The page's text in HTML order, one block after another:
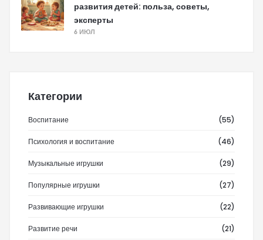
развития детей: польза, советы,
эксперты
6 ИЮЛ
Категории
Воспитание (55)
Психология и воспитание (46)
Музыкальные игрушки (29)
Популярные игрушки (27)
Развивающие игрушки (22)
Развитие речи (21)